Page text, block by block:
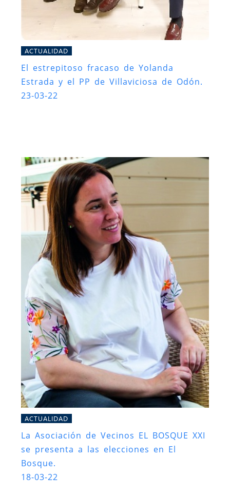
ACTUALIDAD
El estrepitoso fracaso de Yolanda
Estrada y el PP de Villaviciosa de Odón.
23-03-22
ACTUALIDAD
La Asociación de Vecinos EL BOSQUE XXI
se presenta a las elecciones en El
Bosque.
18-03-22